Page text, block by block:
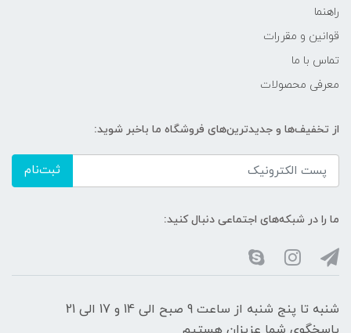
راهنما
قوانین و مقررات
تماس با ما
معرفی محصولات
از تخفیف‌ها و جدیدترین‌های فروشگاه ما باخبر شوید:
ثبت‌نام
ما را در شبکه‌های اجتماعی دنبال کنید:
شنبه تا پنج شنبه از ساعت 9 صبح الی 14 و 17 الی 21